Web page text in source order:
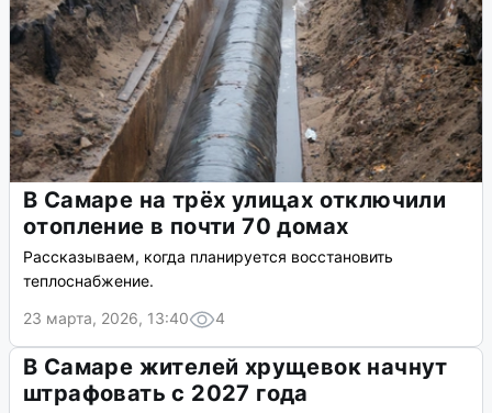
В Самаре на трёх улицах отключили
отопление в почти 70 домах
Рассказываем, когда планируется восстановить
теплоснабжение.
23 марта, 2026, 13:40
4
В Самаре жителей хрущевок начнут
штрафовать с 2027 года